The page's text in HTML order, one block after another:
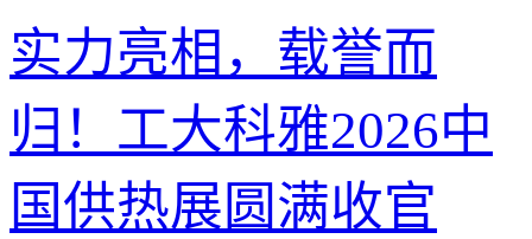
实力亮相，载誉而
归！工大科雅2026中
国供热展圆满收官